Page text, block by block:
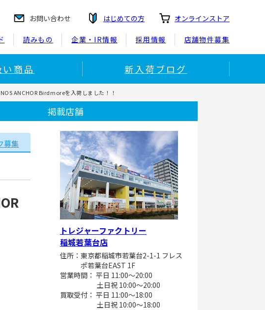
お問い合わせ はじめての方 オンラインストア
読みもの 企業・IR情報 採用情報 店舗物件募集
商品 新入荷ブログ
ANCHOR Birdmoreを入荷しました！！
募集
掲載店舗
トレジャーファクトリー
稲城若葉台店
住所：東京都稲城市若葉台2-1-1 フレス
ポ若葉台EAST 1F
営業時間： 平日 11:00～20:00
土日祝 10:00～20:00
買取受付： 平日 11:00～18:00
土日祝 10:00～18:00